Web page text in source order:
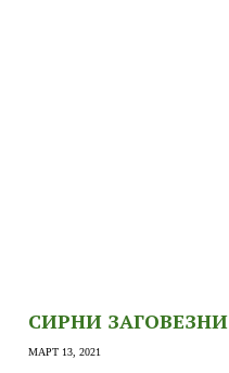
СИРНИ ЗАГОВЕЗНИ
МАРТ 13, 2021